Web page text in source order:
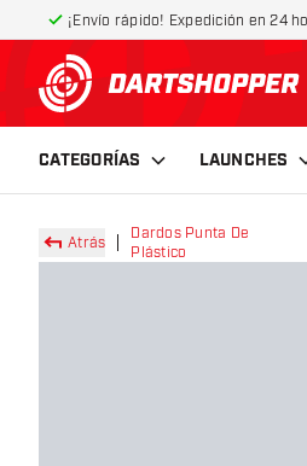
¡Envío rápido! Expedición en 24
volver a la
CATEGORÍAS LAUNCHES
Atrás
Dardos Punta De
Plástico